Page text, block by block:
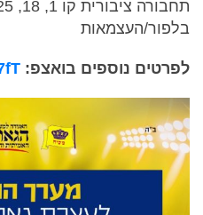
בלפור/העצמאות
לפרטים נוספים בואצפ: